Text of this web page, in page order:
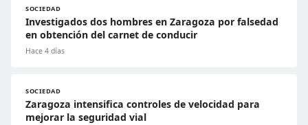
SOCIEDAD
Investigados dos hombres en Zaragoza por falsedad
en obtención del carnet de conducir
Hace 4 días
SOCIEDAD
Zaragoza intensifica controles de velocidad para
mejorar la seguridad vial